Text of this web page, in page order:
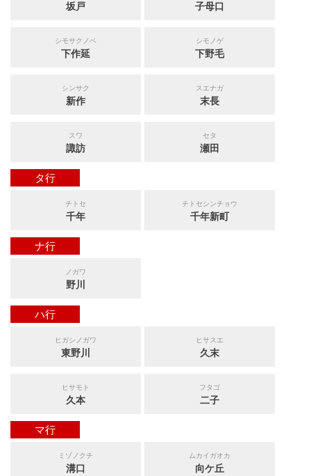
坂戸 子母口
シモサクノベ
下作延
シモノゲ
下野毛
シンサク
新作
スエナガ
末長
スワ
諏訪
セタ
瀬田
タ行
チトセ
千年
チトセシンチョウ
千年新町
ナ行
ノガワ
野川
ハ行
ヒガシノガワ
東野川
ヒサスエ
久末
ヒサモト
久本
フタゴ
二子
マ行
ミゾノクチ
溝口
ムカイガオカ
向ケ丘